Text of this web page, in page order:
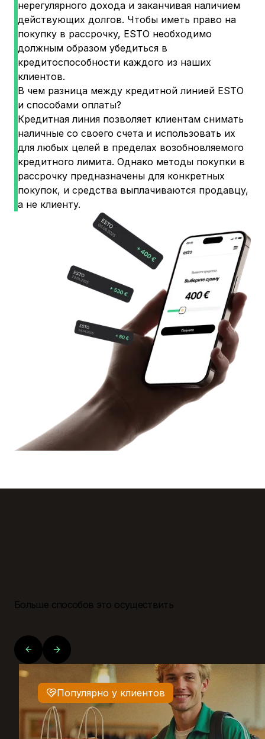
нерегулярного дохода и заканчивая наличием
действующих долгов. Чтобы иметь право на
покупку в рассрочку, ESTO необходимо
должным образом убедиться в
кредитоспособности каждого из наших
клиентов.
В чем разница между кредитной линией ESTO
и способами оплаты?
Кредитная линия позволяет клиентам снимать
наличные со своего счета и использовать их
для любых целей в пределах возобновляемого
кредитного лимита. Однако методы покупки в
рассрочку предназначены для конкретных
покупок, и средства выплачиваются продавцу,
а не клиенту.
Больше способов это осуществить
Популярно у клиентов